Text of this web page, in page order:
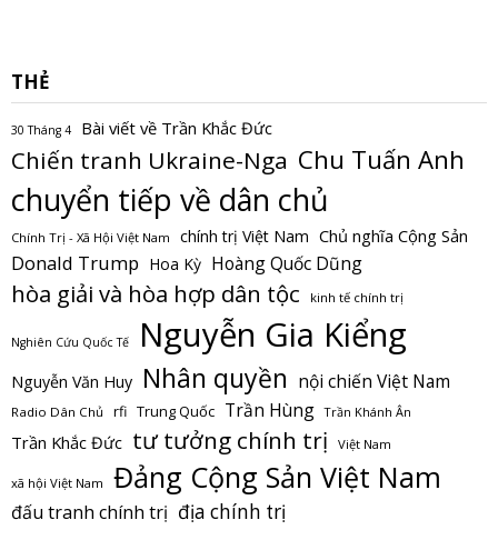
THẺ
30 Tháng 4 Bài viết về Trần Khắc Đức
Chiến tranh Ukraine-Nga Chu Tuấn Anh
chuyển tiếp về dân chủ
Chính Trị - Xã Hội Việt Nam chính trị Việt Nam Chủ nghĩa Cộng Sản
Donald Trump Hoa Kỳ Hoàng Quốc Dũng
hòa giải và hòa hợp dân tộc kinh tế chính trị
Nghiên Cứu Quốc Tế Nguyễn Gia Kiểng
Nguyễn Văn Huy Nhân quyền nội chiến Việt Nam
Radio Dân Chủ rfi Trung Quốc Trần Hùng Trần Khánh Ân
Trần Khắc Đức tư tưởng chính trị Việt Nam
xã hội Việt Nam Đảng Cộng Sản Việt Nam
đấu tranh chính trị địa chính trị